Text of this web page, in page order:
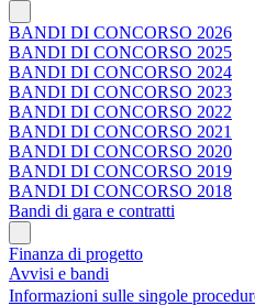
BANDI DI CONCORSO 2026
BANDI DI CONCORSO 2025
BANDI DI CONCORSO 2024
BANDI DI CONCORSO 2023
BANDI DI CONCORSO 2022
BANDI DI CONCORSO 2021
BANDI DI CONCORSO 2020
BANDI DI CONCORSO 2019
BANDI DI CONCORSO 2018
Bandi di gara e contratti
Finanza di progetto
Avvisi e bandi
Informazioni sulle singole